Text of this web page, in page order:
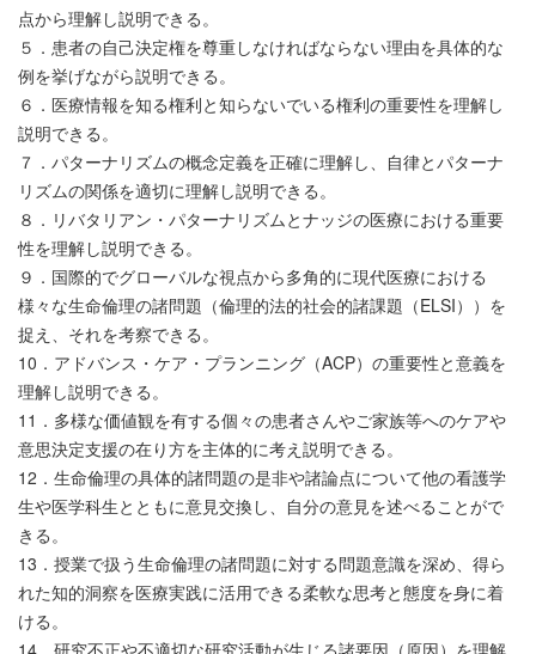
点から理解し説明できる。
５．患者の自己決定権を尊重しなければならない理由を具体的な
例を挙げながら説明できる。
６．医療情報を知る権利と知らないでいる権利の重要性を理解し
説明できる。
７．パターナリズムの概念定義を正確に理解し、自律とパターナ
リズムの関係を適切に理解し説明できる。
８．リバタリアン・パターナリズムとナッジの医療における重要
性を理解し説明できる。
９．国際的でグローバルな視点から多角的に現代医療における
様々な生命倫理の諸問題（倫理的法的社会的諸課題（ELSI））を
捉え、それを考察できる。
10．アドバンス・ケア・プランニング（ACP）の重要性と意義を
理解し説明できる。
11．多様な価値観を有する個々の患者さんやご家族等へのケアや
意思決定支援の在り方を主体的に考え説明できる。
12．生命倫理の具体的諸問題の是非や諸論点について他の看護学
生や医学科生とともに意見交換し、自分の意見を述べることがで
きる。
13．授業で扱う生命倫理の諸問題に対する問題意識を深め、得ら
れた知的洞察を医療実践に活用できる柔軟な思考と態度を身に着
ける。
14．研究不正や不適切な研究活動が生じる諸要因（原因）を理解